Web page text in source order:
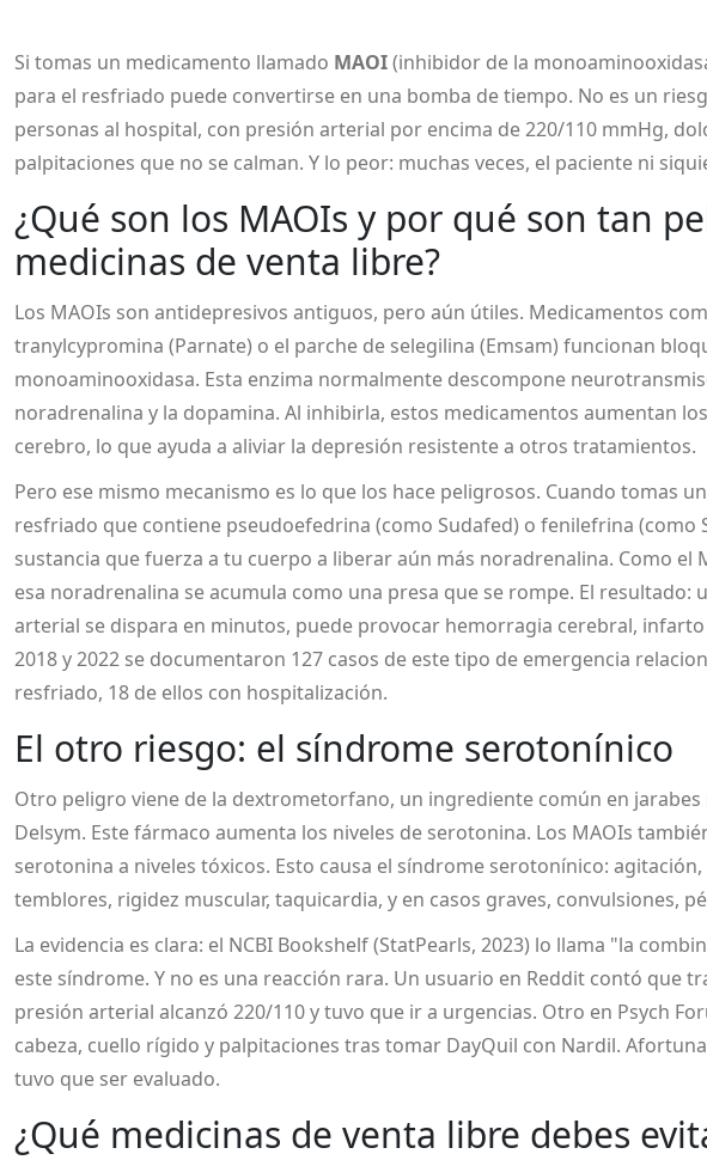
Si tomas un medicamento llamado MAOI(inhibidor de la
para el resfriado puede convertirse en una bomba de tiempo. No es un
personas al hospital, con presión arterial por encima de 220/110 mmHg,
palpitaciones que no se calman. Y lo peor: muchas veces, el paciente ni
¿Qué son los MAOIs y por qué son tan
medicinas de venta libre?
Los MAOIs son antidepresivos antiguos, pero aún útiles. Medicamentos
tranylcypromina (Parnate) o el parche de selegilina (Emsam) funcionan
monoaminooxidasa. Esta enzima normalmente descompone
noradrenalina y la dopamina. Al inhibirla, estos medicamentos aumentan
cerebro, lo que ayuda a aliviar la depresión resistente a otros tratamientos.
Pero ese mismo mecanismo es lo que los hace peligrosos. Cuando tomas
resfriado que contiene pseudoefedrina (como Sudafed) o fenilefrina (como
sustancia que fuerza a tu cuerpo a liberar aún más noradrenalina. Como el
esa noradrenalina se acumula como una presa que se rompe. El resultado:
arterial se dispara en minutos, puede provocar hemorragia cerebral, infarto
2018 y 2022 se documentaron 127 casos de este tipo de emergencia
resfriado, 18 de ellos con hospitalización.
El otro riesgo: el síndrome serotonínico
Otro peligro viene de la dextrometorfano, un ingrediente común en
Delsym. Este fármaco aumenta los niveles de serotonina. Los MAOIs
serotonina a niveles tóxicos. Esto causa el síndrome serotonínico:
temblores, rigidez muscular, taquicardia, y en casos graves, convulsiones,
La evidencia es clara: el NCBI Bookshelf (StatPearls, 2023) lo llama "la
este síndrome. Y no es una reacción rara. Un usuario en Reddit contó que
presión arterial alcanzó 220/110 y tuvo que ir a urgencias. Otro en Psych
cabeza, cuello rígido y palpitaciones tras tomar DayQuil con Nardil.
tuvo que ser evaluado.
¿Qué medicinas de venta libre debes